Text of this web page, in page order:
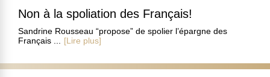
Non à la spoliation des Français!
Sandrine Rousseau “propose” de spolier l’épargne des
Français ...
[Lire plus]